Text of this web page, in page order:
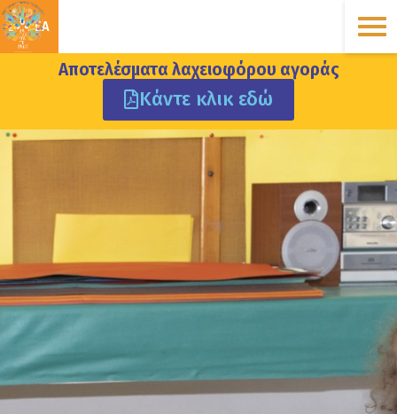
ΔΩΡΕΑ
Αποτελέσματα λαχειοφόρου αγοράς
Κάντε κλικ εδώ